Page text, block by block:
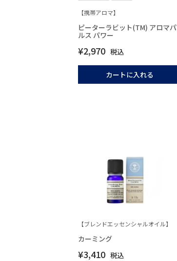
【携帯アロマ】
ピーターラビット(TM) アロマパ
ルス パワー
¥2,970 税込
カートに入れる
【ブレンドエッセンシャルオイル】
カーミング
¥3,410 税込